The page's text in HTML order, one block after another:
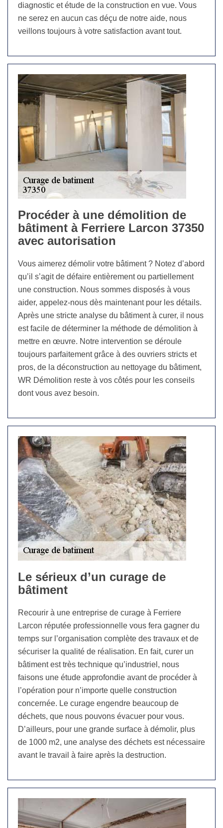
diagnostic et étude de la construction en vue. Vous
ne serez en aucun cas déçu de notre aide, nous
veillons toujours à votre satisfaction avant tout.
Procéder à une démolition de
bâtiment à Ferriere Larcon 37350
avec autorisation
Vous aimerez démolir votre bâtiment ? Notez d’abord
qu’il s’agit de défaire entièrement ou partiellement
une construction. Nous sommes disposés à vous
aider, appelez-nous dès maintenant pour les détails.
Après une stricte analyse du bâtiment à curer, il nous
est facile de déterminer la méthode de démolition à
mettre en œuvre. Notre intervention se déroule
toujours parfaitement grâce à des ouvriers stricts et
pros, de la déconstruction au nettoyage du bâtiment,
WR Démolition reste à vos côtés pour les conseils
dont vous avez besoin.
Le sérieux d’un curage de
bâtiment
Recourir à une entreprise de curage à Ferriere
Larcon réputée professionnelle vous fera gagner du
temps sur l’organisation complète des travaux et de
sécuriser la qualité de réalisation. En fait, curer un
bâtiment est très technique qu’industriel, nous
faisons une étude approfondie avant de procéder à
l’opération pour n’importe quelle construction
concernée. Le curage engendre beaucoup de
déchets, que nous pouvons évacuer pour vous.
D’ailleurs, pour une grande surface à démolir, plus
de 1000 m2, une analyse des déchets est nécessaire
avant le travail à faire après la destruction.